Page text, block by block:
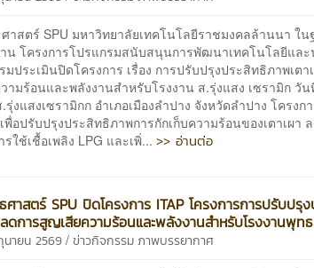
าสตร์ SPU มหาวิทยาลัยเทคโนโลยีราชมงคลล้านนา ใน
น โครงการโปรแกรมสนับสนุนการพัฒนาเทคโนโลยีและ
มประเมินปิดโครงการ เรื่อง การปรับปรุงประสิทธิภาพเตา
ามร้อนและพลังงานสำหรับโรงงาน ส.รุ่งแสง เซรามิก วั
งแสงเซรามิกก อำเภอเมืองลำปาง จังหวัดลำปาง โครงก
พื่อปรับปรุงประสิทธิภาพการกักเก็บความร้อนของเตาเผา
ใช้เชื้อเพลิง LPG และเพิ่...>> อ่านต่อ
าสตร์ SPU ปิดโครงการ ITAP โครงการการปรับปรุง
ดการสูญเสียความร้อนและพลังงานสำหรับโรงงานพุท
ายน 2569/ข่าวกิจกรรม ภาพบรรยากาศ